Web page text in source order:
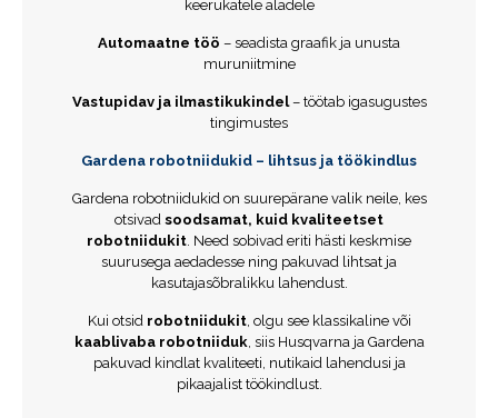
keerukatele aladele
Automaatne töö – seadista graafik ja unusta
muruniitmine
Vastupidav ja ilmastikukindel– töötab igasugustes
tingimustes
Gardena robotniidukid – lihtsus ja töökindlus
Gardena robotniidukid on suurepärane valik neile, kes
otsivad soodsamat, kuid kvaliteetset
robotniidukit . Need sobivad eriti hästi keskmise
suurusega aedadesse ning pakuvad lihtsat ja
kasutajasõbralikku lahendust.
Kui otsid robotniidukit, olgu see klassikaline või
kaablivaba robotniiduk , siis Husqvarna ja Gardena
pakuvad kindlat kvaliteeti, nutikaid lahendusi ja
pikaajalist töökindlust.